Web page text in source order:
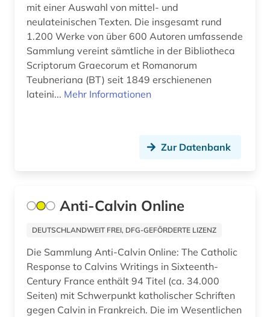
diplomatie (1)
divina commedia (3)
dogmatik (1)
dohna (familie) (1)
druck (1)
druckgraphik (1)
dvd-rom (1)
dänemark (4)
dī (1)
mit einer Auswahl von mittel- und
neulateinischen Texten. Die insgesamt rund
1.200 Werke von über 600 Autoren umfassende
Sammlung vereint sämtliche in der Bibliotheca
Scriptorum Graecorum et Romanorum
Teubneriana (BT) seit 1849 erschienenen
lateini... Mehr Informationen
Zur Datenbank
Anti-Calvin Online
DEUTSCHLANDWEIT FREI, DFG-GEFÖRDERTE LIZENZ
Die Sammlung Anti-Calvin Online: The Catholic
Response to Calvins Writings in Sixteenth-
Century France enthält 94 Titel (ca. 34.000
Seiten) mit Schwerpunkt katholischer Schriften
gegen Calvin in Frankreich. Die im Wesentlichen